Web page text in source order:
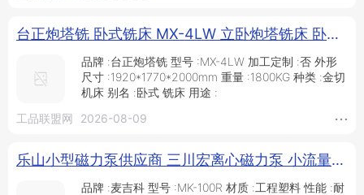
台正炮塔铣 卧式铣床 MX-4LW 立卧炮塔铣床 卧式铣床价格_供应产品_青岛台正精密机械有限公司
品牌 :台正炮塔铣 型号 :MX-4LW 加工定制 :否 外形
尺寸 :1920*1770*2000mm 重量 :1800KG 种类 :金切
机床 别名 :卧式 铣床 用途 :
工品联盟网
2026-08-09
乐山小型磁力泵供应商 三川宏离心磁力泵 小流量磁力泵制造商_供应产品_苏州麦吉科环保科技有限公司
品牌 :麦吉科 型号 :MK-100R 材质 :工程塑料 性能 :耐